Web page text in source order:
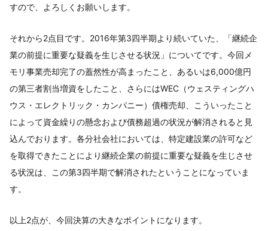
すので、よろしくお願いします。
それから2点目です。2016年第3四半期より続いていた、「継続企
業の前提に重要な疑義を生じさせる状況」についてです。今回メ
モリ事業売却完了の蓋然性が高まったこと、あるいは6,000億円
の第三者割当増資をしたこと、さらにはWEC（ウェスティングハ
ウス・エレクトリック・カンパニー）債権売却、こういったこと
によって資金繰りの懸念および債務超過の状況が解消されると見
込んでおります。各分社会社においては、特定建設業の許可など
を取得できたことにより継続企業の前提に重要な疑義を生じさせ
る状況は、この第3四半期で解消されたということになっていま
す。
以上2点が、今回決算の大きなポイントになります。